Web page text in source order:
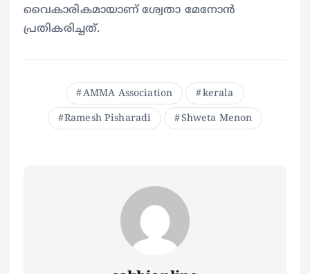
വൈകാരികമായാണ് ശ്വേതാ മേനോൻ
പ്രതികരിച്ചത്.
AMMA Association kerala
Ramesh Pisharadi Shweta Menon